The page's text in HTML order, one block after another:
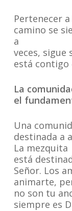
Pertenecer
camino se
a
veces, sigue
está contigo
La
el
Una
destinada a
La mezquita
está
Señor. Los
animarte,
no son tu
siempre es